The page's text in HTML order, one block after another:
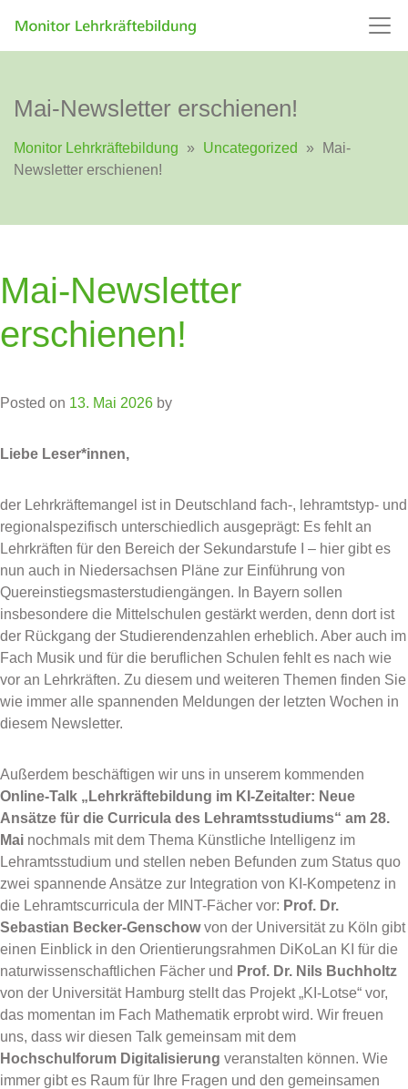
Mai-Newsletter erschienen!
Monitor Lehrkräftebildung » Uncategorized »
Mai-
Newsletter erschienen!
Mai-Newsletter
erschienen!
Posted on 13. Mai 2026 by
Liebe Leser*innen,
der Lehrkräftemangel ist in Deutschland fach-, lehramtstyp- und
regionalspezifisch unterschiedlich ausgeprägt: Es fehlt an
Lehrkräften für den Bereich der Sekundarstufe I – hier gibt es
nun auch in Niedersachsen Pläne zur Einführung von
Quereinstiegsmasterstudiengängen. In Bayern sollen
insbesondere die Mittelschulen gestärkt werden, denn dort ist
der Rückgang der Studierendenzahlen erheblich. Aber auch im
Fach Musik und für die beruflichen Schulen fehlt es nach wie
vor an Lehrkräften. Zu diesem und weiteren Themen finden Sie
wie immer alle spannenden Meldungen der letzten Wochen in
diesem Newsletter.
Außerdem beschäftigen wir uns in unserem kommenden
Online-Talk „Lehrkräftebildung im KI-Zeitalter: Neue
Ansätze für die Curricula des Lehramtsstudiums“ am 28.
Mai nochmals mit dem Thema Künstliche Intelligenz im
Lehramtsstudium und stellen neben Befunden zum Status quo
zwei spannende Ansätze zur Integration von KI-Kompetenz in
die Lehramtscurricula der MINT-Fächer vor: Prof. Dr.
Sebastian Becker-Genschowvon der Universität zu Köln gibt
einen Einblick in den Orientierungsrahmen DiKoLan KI für die
naturwissenschaftlichen Fächer und Prof. Dr. Nils Buchholtz
von der Universität Hamburg stellt das Projekt „KI-Lotse“ vor,
das momentan im Fach Mathematik erprobt wird. Wir freuen
uns, dass wir diesen Talk gemeinsam mit dem
Hochschulforum Digitalisierung veranstalten können. Wie
immer gibt es Raum für Ihre Fragen und den gemeinsamen